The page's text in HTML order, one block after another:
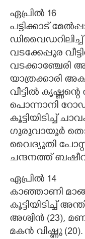
ഏപ്രിൽ 16
പട്ടിക്കാട്
ഡിവൈഡറിലിച്ച്
വടക്കേപ്പുര
വടക്കാഞ്ചേരി
യാത്രക്കാരി
വീട്ടിൽ കൃഷ്ണന്റെ
പൊന്നാനി
കൂട്ടിയിടിച്ച്
ഗുരുവായൂർ
വൈദ്യുതി
ചന്ദനത്ത്
ഏപ്രിൽ 14
കാഞ്ഞാണി
കൂട്ടിയിടിച്ച്
അശ്വിൻ (23),
മകൻ വിഷ്ണു (20).